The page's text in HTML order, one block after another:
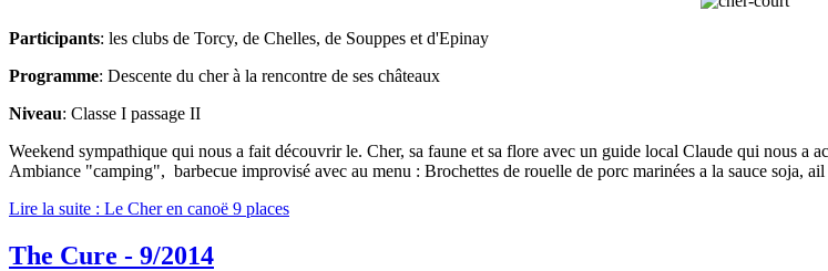
Participants: les clubs de Torcy, de Chelles, de Souppes et d'Epinay
Programme: Descente du cher à la rencontre de ses châteaux
Niveau: Classe I passage II
Weekend sympathique qui nous a fait découvrir le. Cher, sa faune et sa flore avec un guide local Claude qui nous a
Ambiance "camping", barbecue improvisé avec au menu : Brochettes de rouelle de porc marinées a la sauce soja,
Lire la suite : Le Cher en canoë 9 places
The Cure - 9/2014